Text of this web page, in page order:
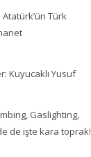
Atatürk’ün Türk
Kuyucaklı Yusuf
Gaslighting,
de işte kara toprak!